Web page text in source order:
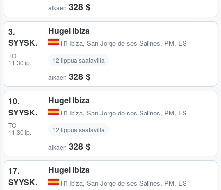
alkaen 328 $
3.
SYYSK.
TO
11.30 ip.
Hugel Ibiza
Hï Ibiza, San Jorge de ses Salines, PM, ES
12 lippua saatavilla
alkaen 328 $
10.
SYYSK.
TO
11.30 ip.
Hugel Ibiza
Hï Ibiza, San Jorge de ses Salines, PM, ES
12 lippua saatavilla
alkaen 328 $
17.
SYYSK.
Hugel Ibiza
Hï Ibiza, San Jorge de ses Salines, PM, ES